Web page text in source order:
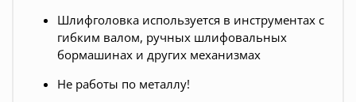
Шлифголовка используется в инструментах с
гибким валом, ручных шлифовальных
бормашинах и других механизмах
Не работы по металлу!